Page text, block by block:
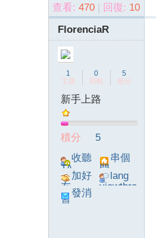
操» ›
查看: 470 | 回復: 10
FlorenciaR
1
主題
0
回帖
5
積分
新手上路
積分
5
收聽
TA
串個
門
加好
友
lang
viewthre
發消
息